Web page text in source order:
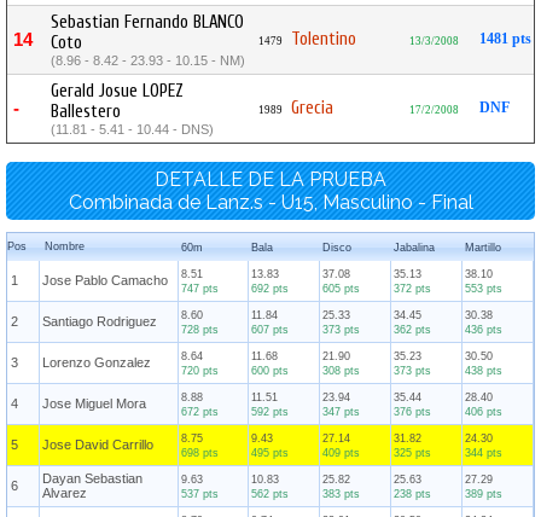
14
Sebastian Fernando BLANCO
Coto
(8.96 - 8.42 - 23.93 - 10.15 - NM)
1479 Tolentino 13/3/2008 1481 pts
-
Gerald Josue LOPEZ
Ballestero
(11.81 - 5.41 - 10.44 - DNS)
1989 Grecia 17/2/2008 DNF
DETALLE DE LA PRUEBA
Combinada de Lanz.s - U15, Masculino - Final
Pos Nombre 60m Bala Disco Jabalina Martillo
1 Jose Pablo Camacho
8.51
747 pts
13.83
692 pts
37.08
605 pts
35.13
372 pts
38.10
553 pts
2 Santiago Rodriguez
8.60
728 pts
11.84
607 pts
25.33
373 pts
34.45
362 pts
30.38
436 pts
3 Lorenzo Gonzalez
8.64
720 pts
11.68
600 pts
21.90
308 pts
35.23
373 pts
30.50
438 pts
4 Jose Miguel Mora
8.88
672 pts
11.51
592 pts
23.94
347 pts
35.44
376 pts
28.40
406 pts
5 Jose David Carrillo
8.75
698 pts
9.43
495 pts
27.14
409 pts
31.82
325 pts
24.30
344 pts
6
Dayan Sebastian
Alvarez
9.63
537 pts
10.83
562 pts
25.82
383 pts
25.63
238 pts
27.29
389 pts